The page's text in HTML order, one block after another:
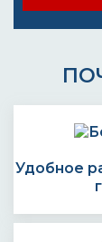
Удобное